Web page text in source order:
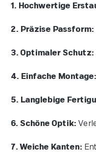
1. Hochwertige
2. Präzise Passform:
3. Optimaler Schutz:
4. Einfache Montage:
5. Langlebige
6. Schöne Optik:
7. Weiche Kanten: